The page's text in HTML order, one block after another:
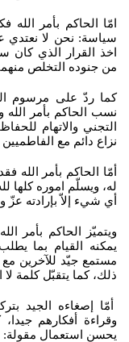
امّا الحاكم بأمر الله
سياسة: نحن لا نعتدي
اخذ القرار الذي كان
من جنوده التخلص منهما.
نسب الحاكم بأمر الله
التجني والاتهام
نزاع دائم مع الفاطميين ...
أمّا الحاكم بأمر الله
له، ويسلّم اموره كلها
أي شيء إلاّ بإرادته عزّ
ويتميّز الحاكم بأمر
يمكنه القيام بما
مستمع جيّد للآخرين مع
ذلك، كما يتقبّل كلمة لا
أمّا إصغاءه الجيد
وقراءة أفكارهم جيدا،
يحسن استعمال مقولة: